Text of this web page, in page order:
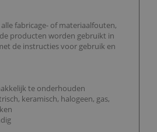
fabricage- of materiaalfouten,
producten worden gebruikt in
de instructies voor gebruik en
te onderhouden
keramisch, halogeen, gas,